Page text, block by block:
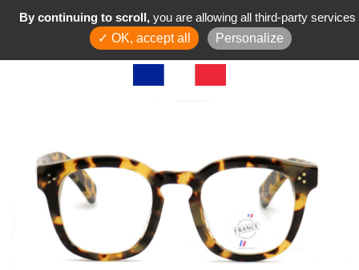
By continuing to scroll, you are allowing all third-party services
✓ OK, accept all
Personalize